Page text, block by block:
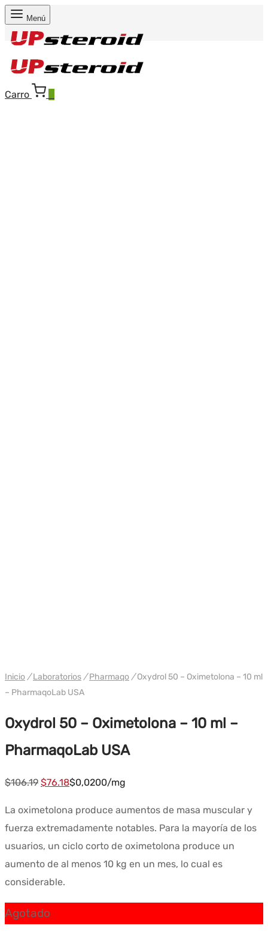
Menú
Carro
Inicio / Laboratorios / Pharmaqo /Oxydrol 50 – Oximetolona – 10 ml
– PharmaqoLab USA
Oxydrol 50 – Oximetolona – 10 ml –
PharmaqoLab USA
$106.19 El
$106.19.
$76.18El
actual
$0,0200/mg
La oximetolona produce aumentos de masa muscular y
fuerza extremadamente notables. Para la mayoría de los
usuarios, un ciclo corto de oximetolona produce un
aumento de al menos 10 kg en un mes, lo cual es
considerable.
Agotado